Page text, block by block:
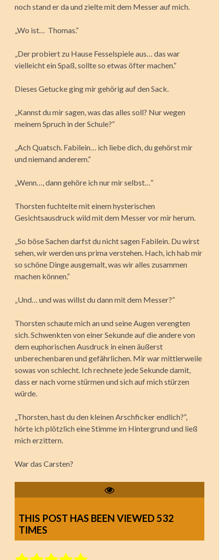
noch stand er da und zielte mit dem Messer auf mich.
„Wo ist… Thomas.“
„Der probiert zu Hause Fesselspiele aus… das war
vielleicht ein Spaß, sollte so etwas öfter machen.“
Dieses Getucke ging mir gehörig auf den Sack.
„Kannst du mir sagen, was das alles soll? Nur wegen
meinem Spruch in der Schule?“
„Ach Quatsch. Fabilein… ich liebe dich, du gehörst mir
und niemand anderem.“
„Wenn…, dann gehöre ich nur mir selbst…“
Thorsten fuchtelte mit einem hysterischen
Gesichtsausdruck wild mit dem Messer vor mir herum.
„So böse Sachen darfst du nicht sagen Fabilein. Du wirst
sehen, wir werden uns prima verstehen. Hach, ich hab mir
so schöne Dinge ausgemalt, was wir alles zusammen
machen können.“
„Und… und was willst du dann mit dem Messer?“
Thorsten schaute mich an und seine Augen verengten
sich. Schwenkten von einer Sekunde auf die andere von
dem euphorischen Ausdruck in einen äußerst
unberechenbaren und gefährlichen. Mir war mittlerweile
sowas von schlecht. Ich rechnete jede Sekunde damit,
dass er nach vorne stürmen und sich auf mich stürzen
würde.
„Thorsten, hast du den kleinen Arschficker endlich?“,
hörte ich plötzlich eine Stimme im Hintergrund und ließ
mich erzittern.
War das Carsten?
THIS POST HAS BEEN VIEWED 532
TIMES